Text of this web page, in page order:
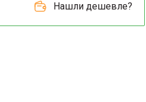
Нашли дешевле?